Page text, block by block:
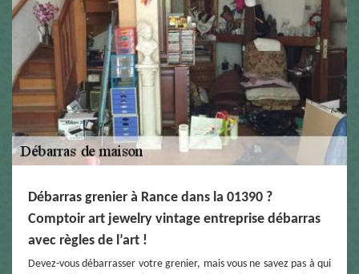
Débarras grenier à Rance dans la 01390 ?
Comptoir art jewelry vintage entreprise débarras
avec règles de l’art !
Devez-vous débarrasser votre grenier, mais vous ne savez pas à qui